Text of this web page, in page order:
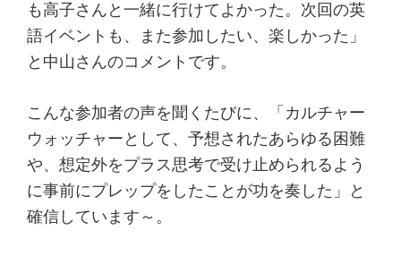
も高子さんと一緒に行けてよかった。次回の英
語イベントも、また参加したい、楽しかった」
と中山さんのコメントです。
こんな参加者の声を聞くたびに、「カルチャー
ウォッチャーとして、予想されたあらゆる困難
や、想定外をプラス思考で受け止められるよう
に事前にプレップをしたことが功を奏した」と
確信しています～。